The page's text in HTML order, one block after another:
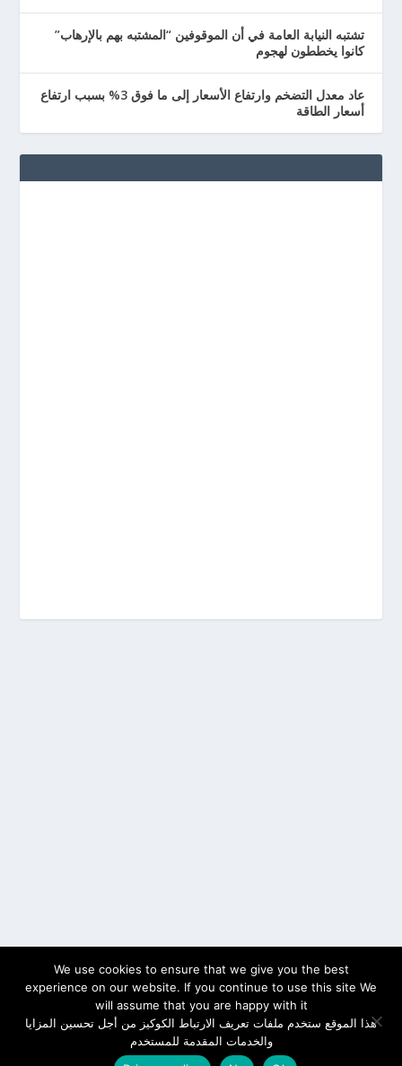
تشتبه النيابة العامة في أن الموقوفين “المشتبه بهم بالإرهاب”
كانوا يخططون لهجوم
عاد معدل التضخم وارتفاع الأسعار إلى ما فوق 3% بسبب ارتفاع
أسعار الطاقة
We use cookies to ensure that we give you the best
experience on our website. If you continue to use this site We
will assume that you are happy with it
هذا الموقع ستخدم ملفات تعريف الارتباط الكوكيز من أجل تحسين المزايا
والخدمات المقدمة للمستخدم